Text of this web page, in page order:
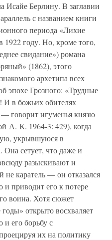
Исайе Берлину. В заглавии
с названием книги
периода «Лихие
году. Но, кроме того,
свидание») романа
(1862), этого
архетипа всех
эпохе Грозного: «Трудные
И в божьих обителях
говорит игуменья князю
А. К. 1964-3: 429), когда
укрывшуюся в
сетует, что даже и
разыскивают и
каратель — он отказался
и приводит его к потере
воина. Хотя сюжет
открыто восхваляет
его борьбу с
их на политику